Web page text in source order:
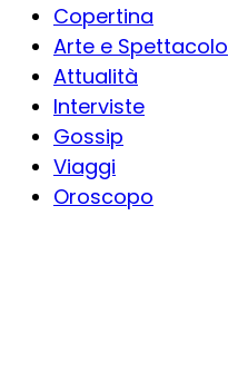
Copertina
Arte e Spettacolo
Attualità
Interviste
Gossip
Viaggi
Oroscopo